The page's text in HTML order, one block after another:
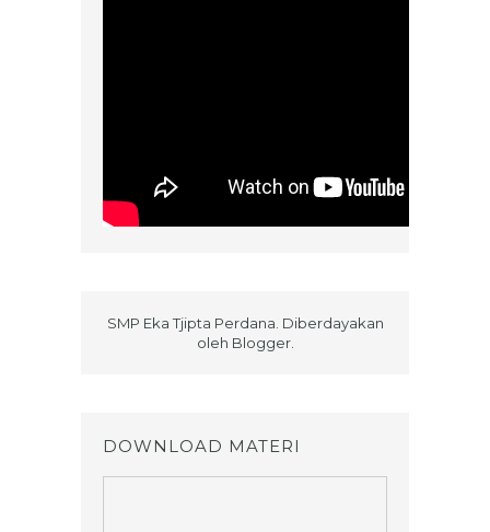
SMP Eka Tjipta Perdana. Diberdayakan
oleh Blogger.
DOWNLOAD MATERI